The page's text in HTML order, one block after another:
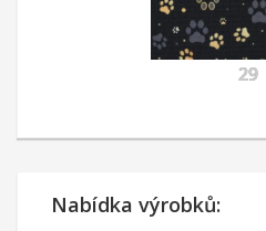
29
Nabídka výrobků: